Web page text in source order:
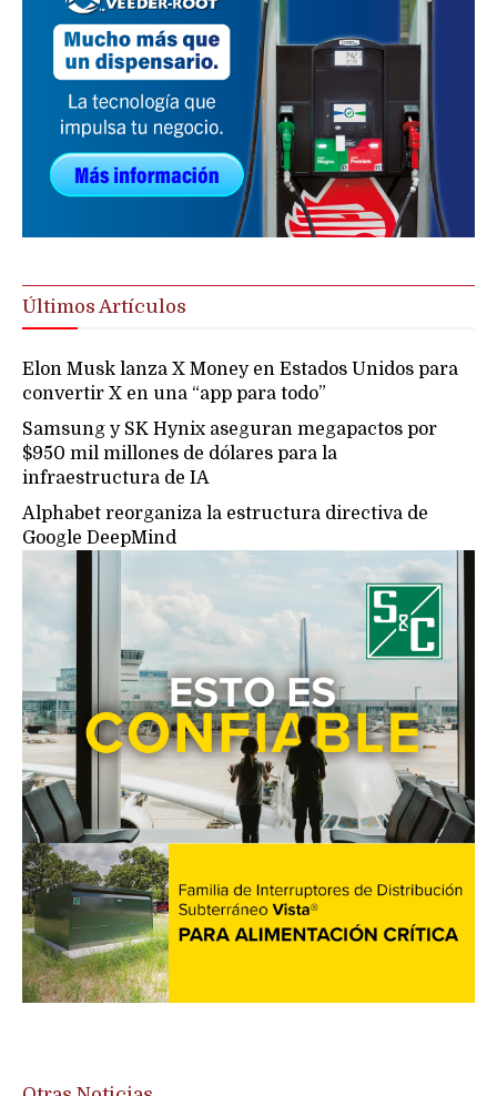
Últimos Artículos
Elon Musk lanza X Money en Estados Unidos para
convertir X en una “app para todo”
Samsung y SK Hynix aseguran megapactos por
$950 mil millones de dólares para la
infraestructura de IA
Alphabet reorganiza la estructura directiva de
Google DeepMind